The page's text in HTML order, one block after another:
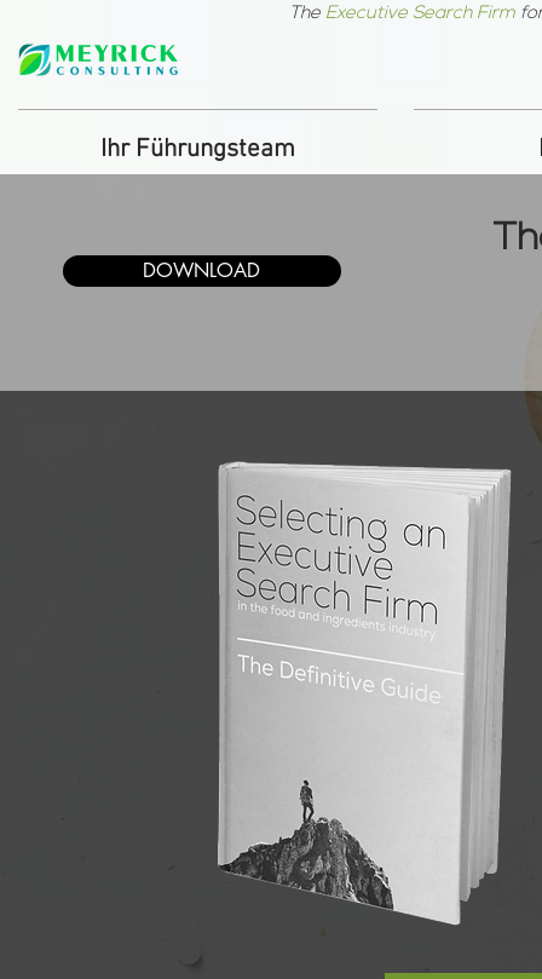
The Executive Search Firm
Ihr Führungsteam
DOWNLOAD